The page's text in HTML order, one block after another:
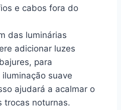
e cabos fora do
das luminárias
adicionar luzes
para
suave
ajudará a acalmar o
trocas noturnas.